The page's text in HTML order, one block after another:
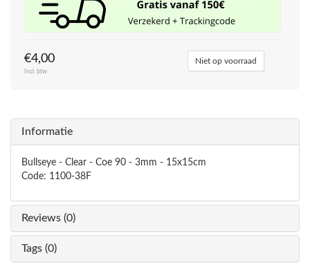
€4,00
Incl. btw
Niet op voorraad
Informatie
Bullseye - Clear - Coe 90 - 3mm - 15x15cm
Code: 1100-38F
Reviews (0)
Tags (0)